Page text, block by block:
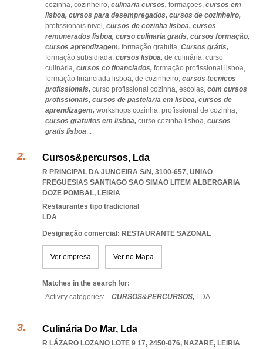
cozinha, cozinheiro, culinaria cursos, formaçoes, cursos em
lisboa, cursos para desempregados, cursos de cozinheiro,
profissionais nivel, cursos de cozinha lisboa, cursos
remunerados lisboa, curso culinaria gratis, cursos formação,
cursos aprendizagem, formação gratuita, Cursos grátis,
formação subsidiada, cursos lisboa, de culinária, curso
culinária, cursos co financiados, formação profissional lisboa,
formação financiada lisboa, de cozinheiro, cursos tecnicos
profissionais, curso profissional cozinha, escolas, com cursos
profissionais, cursos de pastelaria em lisboa, cursos de
aprendizagem, workshops cozinha, profissional de cozinha,
cursos gratuitos em lisboa, curso cozinha lisboa, cursos
gratis lisboa...
Cursos&percursos, Lda
R PRINCIPAL DA JUNCEIRA S/N, 3100-657, UNIAO
FREGUESIAS SANTIAGO SAO SIMAO LITEM ALBERGARIA
DOZE POMBAL, LEIRIA
Restaurantes tipo tradicional
LDA
Designação comercial: RESTAURANTE SAZONAL
Ver empresa Ver no Mapa
Matches in the search for:
Activity categories: ...CURSOS&PERCURSOS, LDA...
Culinária Do Mar, Lda
R LÁZARO LOZANO LOTE 9 17, 2450-076, NAZARE, LEIRIA